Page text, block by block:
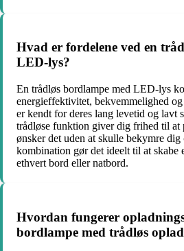
Hvad er fordelene ved en
LED-lys?
En trådløs bordlampe med LED-lys
energieffektivitet, bekvemmelighed
er kendt for deres lang levetid og lavt
trådløse funktion giver dig frihed til at
ønsker det uden at skulle bekymre
kombination gør det ideelt til at skabe
ethvert bord eller natbord.
Hvordan fungerer
bordlampe med trådløs